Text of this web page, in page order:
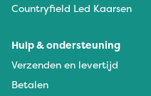
Countryfield Led Kaarsen
Hulp & ondersteuning
Verzenden en levertijd
Betalen